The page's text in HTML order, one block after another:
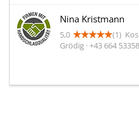
Nina Kristmann
5,0 (1)
Grödig · +43 664